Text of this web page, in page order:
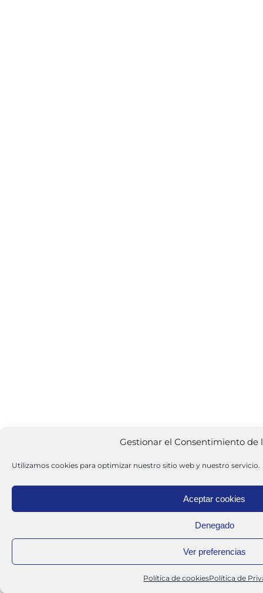
Gestionar el Consentimiento de
Utilizamos cookies para optimizar nuestro sitio web y nuestro servicio.
Aceptar cookies
Denegado
Ver preferencias
Política de cookiesPolítica de